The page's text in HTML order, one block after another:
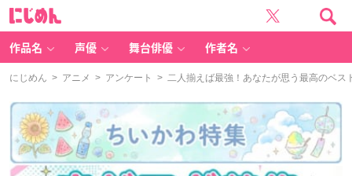
作品名 声優 舞台俳優 作者名
にじめん > アニメ > アンケート > 二人揃えば最強！あなたが思う最高のベス